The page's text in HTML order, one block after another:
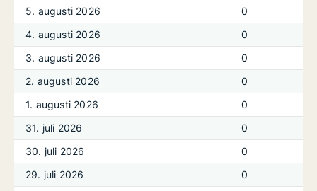
5. augusti 2026
0
4. augusti 2026
0
3. augusti 2026
0
2. augusti 2026
0
1. augusti 2026
0
31. juli 2026
0
30. juli 2026
0
29. juli 2026
0